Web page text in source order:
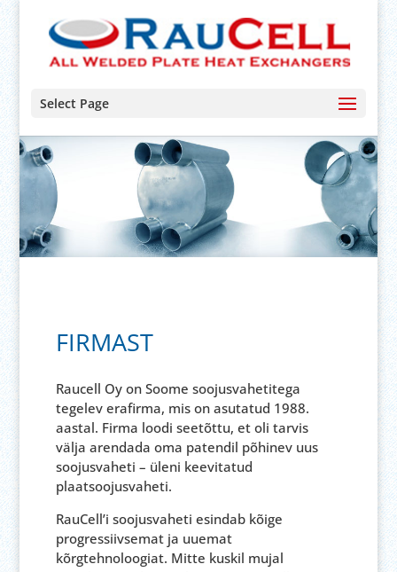
Select Page
FIRMAST
Raucell Oy on Soome soojusvahetitega
tegelev erafirma, mis on asutatud 1988.
aastal. Firma loodi seetõttu, et oli tarvis
välja arendada oma patendil põhinev uus
soojusvaheti – üleni keevitatud
plaatsoojusvaheti.
RauCell’i soojusvaheti esindab kõige
progressiivsemat ja uuemat
kõrgtehnoloogiat. Mitte kuskil mujal